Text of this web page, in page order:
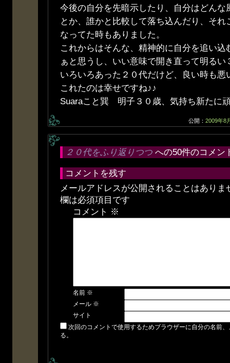
今後の自分を先暗示したり、自分はどんな
とか、誰かと比較して落ち込んだり、そ
なってた時もありました。
これからはそんな、精神的に自分を追い
ぁと思うし、いい意味で開き直って明る
いろいろあった２０代だけど、良い時も悪
これたのは幸せですね♪♪
Suaraこと巽 明子３０歳、気持ち新たに
公開： 2009年8
２０代をふり返りつつ への50件のコメン
コメントを残す
メールアドレスが公開されることはありま
欄は必須項目です
コメント ※
名前 ※
メール ※
サイト
次回のコメントで使用するためブラウザーに自分の名前
る。